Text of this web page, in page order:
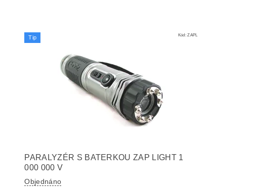
Tip Kód:ZAPL
PARALYZÉR S BATERKOU ZAP LIGHT 1
000 000 V
Objednáno